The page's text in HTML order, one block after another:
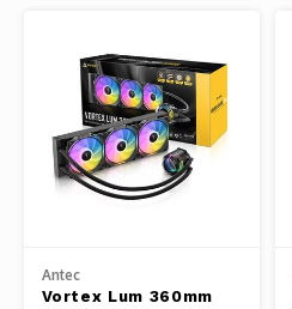
Antec
Vortex Lum 360mm